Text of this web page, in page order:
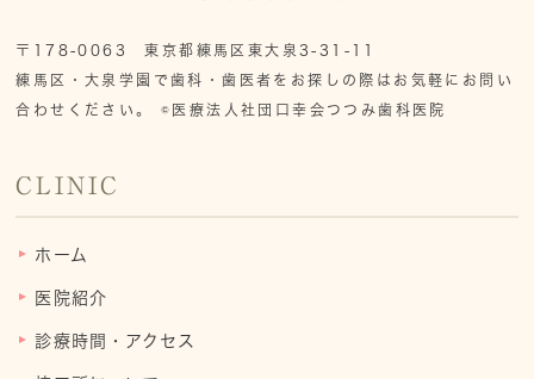
〒178-0063 東京都練馬区東大泉3-31-11
練馬区・大泉学園で歯科・歯医者をお探しの際はお気軽にお問い
合わせください。 ©医療法人社団口幸会つつみ歯科医院
CLINIC
ホーム
医院紹介
診療時間・アクセス